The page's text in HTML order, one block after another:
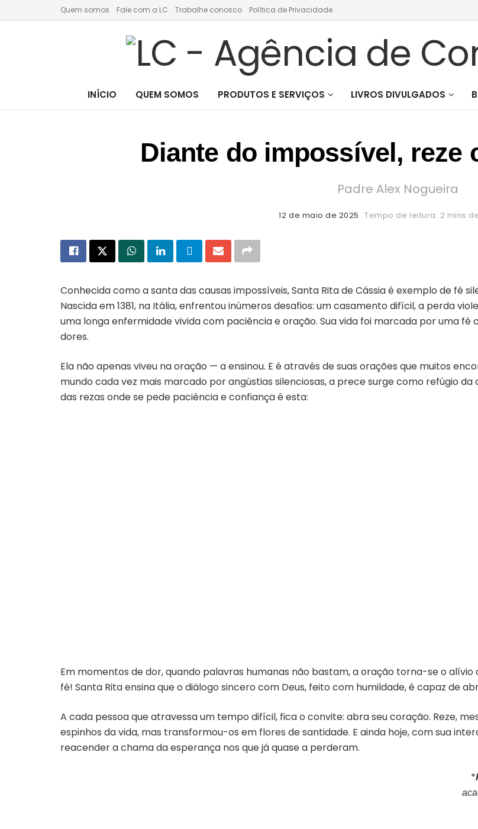
Quem somos Fale com a LC Trabalhe conosco Política de Privacidade
INÍCIO QUEM SOMOS PRODUTOS E SERVIÇOS LIVROS DIVULGADOS
Diante do impossível, reze
Padre Alex Nogueira
12 de maio de 2025 Tempo de leitura: 2 mins
Conhecida como a santa das causas impossíveis, Santa Rita de Cássia é exemplo de fé
Nascida em 1381, na Itália, enfrentou inúmeros desafios: um casamento difícil, a perda
uma longa enfermidade vivida com paciência e oração. Sua vida foi marcada por uma
dores.
Ela não apenas viveu na oração — a ensinou. E é através de suas orações que muitos
mundo cada vez mais marcado por angústias silenciosas, a prece surge como refúgio
das rezas onde se pede paciência e confiança é esta:
Em momentos de dor, quando palavras humanas não bastam, a oração torna-se o
fé! Santa Rita ensina que o diálogo sincero com Deus, feito com humildade, é capaz de
A cada pessoa que atravessa um tempo difícil, fica o convite: abra seu coração. Reze,
espinhos da vida, mas transformou-os em flores de santidade. E ainda hoje, com sua
reacender a chama da esperança nos que já quase a perderam.
*